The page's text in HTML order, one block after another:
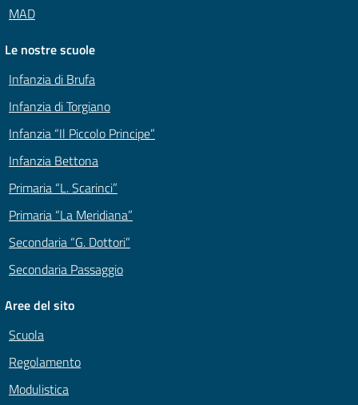
MAD
Le nostre scuole
Infanzia di Brufa
Infanzia di Torgiano
Infanzia “Il Piccolo Principe”
Infanzia Bettona
Primaria “L. Scarinci”
Primaria “La Meridiana”
Secondaria “G. Dottori”
Secondaria Passaggio
Aree del sito
Scuola
Regolamento
Modulistica